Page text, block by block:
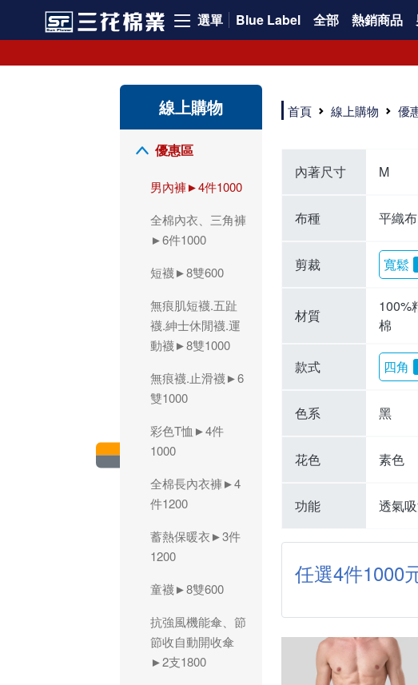
選單 Blue Label 全部 熱銷商品
線上購物
優惠區
男內褲►4件1000
全棉內衣、三角褲
►6件1000
短襪►8雙600
無痕肌短襪.五趾
襪.紳士休閒襪.運
動襪►8雙1000
無痕襪.止滑襪►6
雙1000
彩色T恤►4件
1000
全棉長內衣褲►4
件1200
蓄熱保暖衣►3件
1200
童襪►8雙600
抗強風機能傘、節
節收自動開收傘
►2支1800
三花男內褲是男生首選品牌，適合休閒與運動。彈性好，人體工學剪裁，立體效果佳，舒適感大提升，魅力指數破表！
市佔率高達50年！三花專注設計，提升舒適與耐用，針對亞洲男性剪裁，大動作不卡襠。
三花男內褲採用優質棉料製成，褲身擁有超過千個散熱孔，吸汗透氣，柔順舒適，解決一般男內褲的悶熱問題。針對亞洲男性體型的立體剪裁設計，告別卡襠煩惱，自如大動作。三花男內褲市佔率高，專注製造與開發超過50年，提升舒適度與耐用性，深受網友推崇。五片式剪裁設計，適合各種身形及風格，給予肌膚前所未有的透氣舒適體驗。
【心情閒聊】男內褲的一些小心得?! 身為一名廣告代理商的社群小編，每次接到新客戶都需做好充足的產業功課，以免在撰寫廣告時顯得膚淺。美妝和流行服飾的客戶總讓我感到一點小確幸，因為可以搶先試用到新產品，或請客戶幫忙以員工價購買商品，讓人有中獎的小喜悅。 這次的客戶卻是-男內褲! 男內褲! 男內褲! 由於是第一次接觸這類產品，所以特地重複三次來表達內心的震驚。因為獨處時間較長，對於男內褲的研究多少有些害羞。因而硬著頭皮買了好幾件男內褲進行研究。 家裡沒有兄弟，也沒有可以直接聊男內褲的男性朋友，自己去買男內褲真的需要一些勇氣。我感謝現在的高科技網購，讓我不用親自到店面盯著男內褲看，也能輕鬆購買到不同種類的男內褲，真是感恩網路! 在Google搜尋 ""男內褲""，瞬間出現許多品牌，男內褲的世界真是博大精深呢。我開始扮演男內褲研究生，對男內褲進行分類：從長短、高低中腰到情趣男內褲，各式各樣應有盡有。好險此次的客戶是比較中規中矩的，情趣類的男內褲不在研究範圍，不然一直盯著穿內褲的模特兒看也太難為情了。 男內褲的設計功能其實不亞於女生內衣。由於男生身體結構的關係，需要更細心的設計。市面上較大的品牌有老牌的三花、三槍、宜而爽等，還有大手筆請代言人的CK、PLAYBOY等品牌。要選男內褲，實在需要下些功夫。 我將男內褲分為兩個面向：花色和功能設計。選擇男內褲的花色非常重要，因為能看出個人的品味和對內外搭配的重視程度。宅男們穿著50歲阿伯的花色內褲，或是穿白褲子搭配大黑色內褲，都是不OK的搭配。 功能設計則是對重要部位的保?。為了確保舒適性，有的內褲設計了開襟方便上廁所，有的設計了專屬囊袋固定，更有五片立體剪裁，或者強調視覺效果的內褲。這些設計不僅滿足基本的生理需求，更進階到心靈上的滿足。 以往從未想過要認真研究男內褲，直到這次工作的契機才真正了解男內褲的繁複。男內褲花色多樣，研究起來花費了不少時間。與男內褲客戶窗口交流，我這個女專案可能會有一段尷尬期，希望自己討論時不會笑場。雖然我無法真正體驗男內褲的全部功能，但透過揣測和客戶專業的回答，依然探詢到了許多有趣的現象。 某些網友反應某些國外品牌的男內褲不好穿，可能因為這些品牌是按照西方身材比例製造，不太適合台灣男性。同樣的現象也出現在女性內衣上，所以選擇適合自己的內褲才是最重要的。 以上只是我的心情抒發，沒有針對任何一家男內褲品牌，歡迎更多對男內褲有興趣的朋友加入研究行列！"
首頁 線上購物 優
內著尺寸 M
布種 平織布
剪裁 寬鬆
材質
100%
棉
款式 四角
色系 黑
花色 素色
功能 透氣
任選4件1000